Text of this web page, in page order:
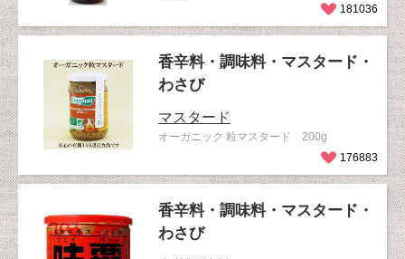
181036
香辛料・調味料・マスタード・
わさび
マスタード
オーガニック 粒マスタード 200g
176883
香辛料・調味料・マスタード・
わさび